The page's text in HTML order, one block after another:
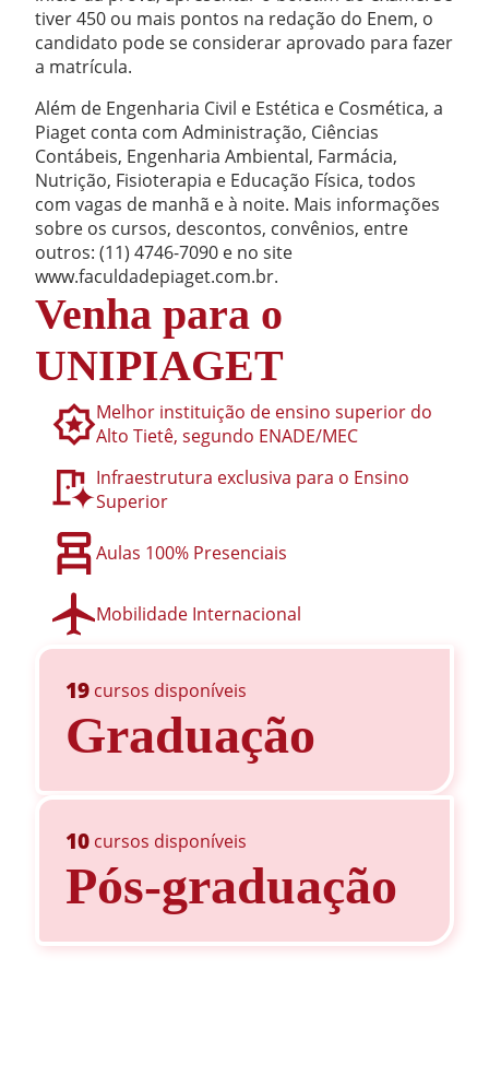
tiver 450 ou mais pontos na redação do Enem, o
candidato pode se considerar aprovado para fazer
a matrícula.
Além de Engenharia Civil e Estética e Cosmética, a
Piaget conta com Administração, Ciências
Contábeis, Engenharia Ambiental, Farmácia,
Nutrição, Fisioterapia e Educação Física, todos
com vagas de manhã e à noite. Mais informações
sobre os cursos, descontos, convênios, entre
outros: (11) 4746-7090 e no site
www.faculdadepiaget.com.br.
Venha para o
UNIPIAGET
Melhor instituição de ensino superior do
Alto Tietê, segundo ENADE/MEC
Infraestrutura exclusiva para o Ensino
Superior
Aulas 100% Presenciais
Mobilidade Internacional
19 cursos disponíveis
Graduação
10 cursos disponíveis
Pós-graduação